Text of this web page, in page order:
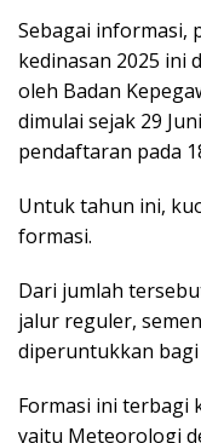
Sebagai informasi,
kedinasan 2025 ini
oleh Badan
dimulai sejak 29
pendaftaran pada
Untuk tahun ini,
formasi.
Dari jumlah
jalur reguler,
diperuntukkan
Formasi ini terbagi
yaitu Meteorologi